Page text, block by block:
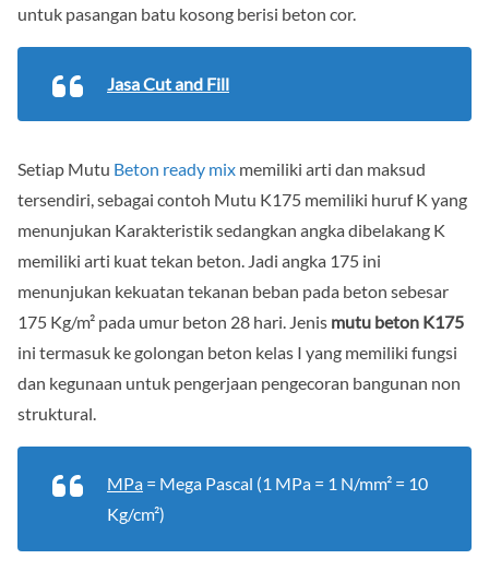
untuk pasangan batu kosong berisi beton cor.
Jasa Cut and Fill
Setiap Mutu Beton ready mix memiliki arti dan maksud
tersendiri, sebagai contoh Mutu K175 memiliki huruf K yang
menunjukan Karakteristik sedangkan angka dibelakang K
memiliki arti kuat tekan beton. Jadi angka 175 ini
menunjukan kekuatan tekanan beban pada beton sebesar
175 Kg/m² pada umur beton 28 hari. Jenis mutu beton K175
ini termasuk ke golongan beton kelas I yang memiliki fungsi
dan kegunaan untuk pengerjaan pengecoran bangunan non
struktural.
MPa = Mega Pascal (1 MPa = 1 N/mm² = 10
Kg/cm²)